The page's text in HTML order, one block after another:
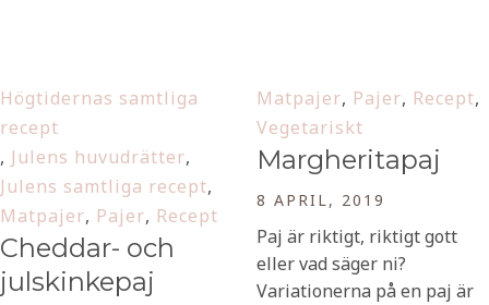
Högtidernas samtliga
recept
, Julens huvudrätter,
Julens samtliga recept,
Matpajer, Pajer, Recept
Cheddar- och
julskinkepaj
Matpajer, Pajer, Recept,
Vegetariskt
Margheritapaj
8 APRIL, 2019
Paj är riktigt, riktigt gott
eller vad säger ni?
Variationerna på en paj är